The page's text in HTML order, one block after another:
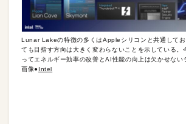
Lunar Lakeの特徴の多くはAppleシリコンと共通してお
ても目指す方向は大きく変わらないことを示している。
ってエネルギー効率の改善とAI性能の向上は欠かせない
画像● Intel